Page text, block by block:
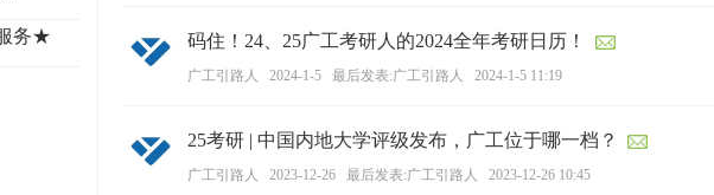
务★ 码住！24、25广工考研人的2024全年考研日历！
广工引路人 2024-1-5 最后发表:广工引路人 2024-1-5 11:19
25考研 | 中国内地大学评级发布，广工位于哪一档？
广工引路人 2023-12-26 最后发表:广工引路人 2023-12-26 10:45